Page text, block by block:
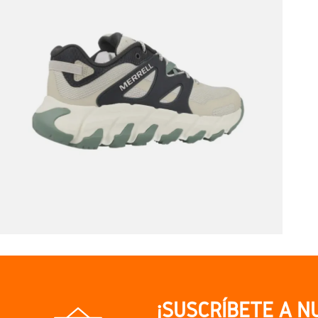
¡SUSCRÍBETE A